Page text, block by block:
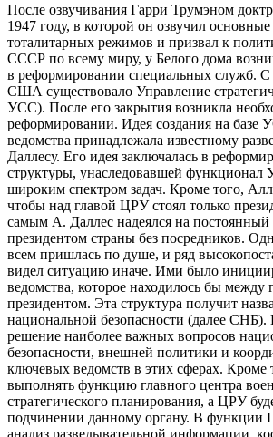
После озвучивания Гарри Трумэном
1947 году, в которой он озвучил
тоталитарных режимов и призвал к
СССР по всему миру, у Белого дома
в реформировании специальных служб. С
США существовало Управление
УСС). После его закрытия возникла
реформировании. Идея создания на базе
ведомства принадлежала известному
Даллесу. Его идея заключалась в
структуры, унаследовавшей функционал
широким спектром задач. Кроме того,
чтобы над главой ЦРУ стоял только
самым А. Даллес надеялся на постоянный
президентом страны без посредников.
всем пришлась по душе, и ряд
видел ситуацию иначе. Ими было
ведомства, которое находилось бы
президентом. Эта структура получит
национальной безопасности (далее СНБ).
решение наиболее важных вопросов
безопасности, внешней политики и
ключевых ведомств в этих сферах. Кроме
выполнять функцию главного центра
стратегического планирования, а ЦРУ
подчинении данному органу. В функции
анализ разведывательной информации,